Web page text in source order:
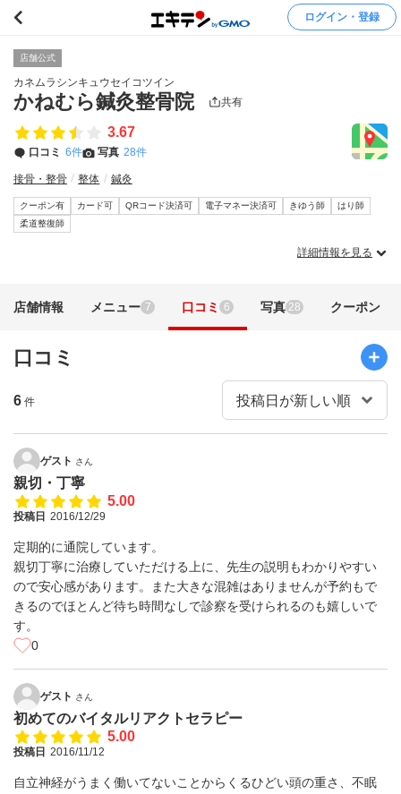
ログイン・登録
店舗公式
カネムラシンキュウセイコツイン
かねむら鍼灸整骨院 共有
3.67
口コミ 6件 写真 28件
接骨・整骨 整体 鍼灸
クーポン有 カード可 QRコード決済可 電子マネー決済可 きゆう師
はり師
柔道整復師
詳細情報を見る
店舗情報 メニュー 7 口コミ 6 写真 28 クーポン
口コミ
6 件
ゲスト さん
親切・丁寧
5.00
投稿日 2016/12/29
定期的に通院しています。
親切丁寧に治療していただける上に、先生の説明もわかりやすい
ので安心感があります。また大きな混雑はありませんが予約もで
きるのでほとんど待ち時間なしで診察を受けられるのも嬉しいで
す。
0
ゲスト さん
初めてのバイタルリアクトセラピー
5.00
投稿日 2016/11/12
自立神経がうまく働いてないことからくるひどい頭の重さ、不眠